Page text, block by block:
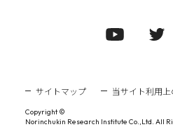
サイトマップ 当サイト利用上
Copyright ©
Norinchukin Research Institute Co.,Ltd. All